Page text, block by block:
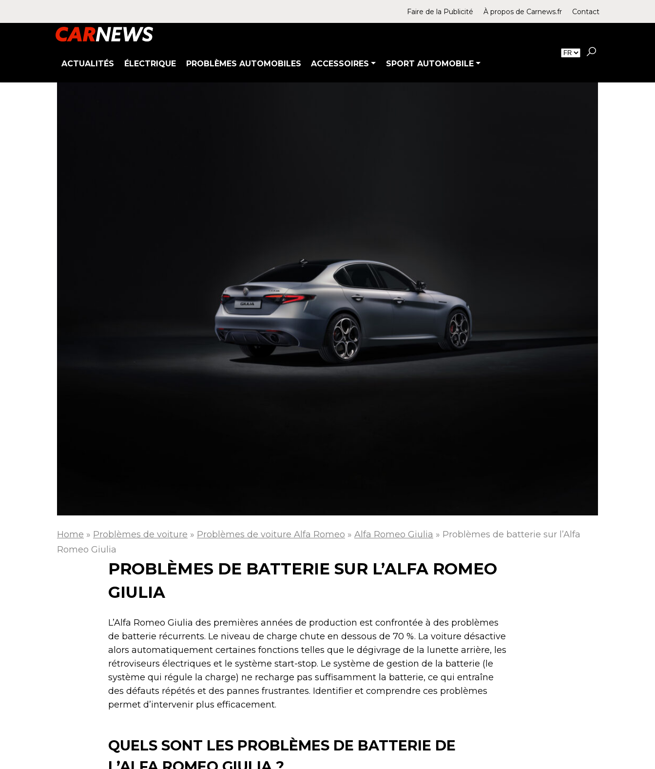
Faire de la Publicité À propos de Carnews.fr Contact
ACTUALITÉS ÉLECTRIQUE PROBLÈMES AUTOMOBILES ACCESSOIRES SPORT AUTOMOBILE
Home » Problèmes de voiture » Problèmes de voiture Alfa Romeo » Alfa Romeo Giulia » Problèmes de batterie sur l’Alfa
Romeo Giulia
PROBLÈMES DE BATTERIE SUR L’ALFA ROMEO
GIULIA
L’Alfa Romeo Giulia des premières années de production est confrontée à des problèmes
de batterie récurrents. Le niveau de charge chute en dessous de 70 %. La voiture désactive
alors automatiquement certaines fonctions telles que le dégivrage de la lunette arrière, les
rétroviseurs électriques et le système start-stop. Le système de gestion de la batterie (le
système qui régule la charge) ne recharge pas suffisamment la batterie, ce qui entraîne
des défauts répétés et des pannes frustrantes. Identifier et comprendre ces problèmes
permet d’intervenir plus efficacement.
QUELS SONT LES PROBLÈMES DE BATTERIE DE